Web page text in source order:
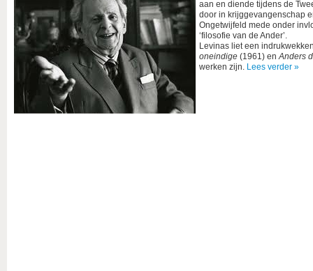
aan en diende tijdens de
door in krijggevangenschap
Ongetwijfeld mede onder
‘filosofie van de Ander’.
Levinas liet een
oneindige (1961) enAnders
werken zijn. Lees verder »